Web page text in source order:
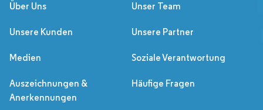
Über Uns Unser Team
Unsere Kunden Unsere Partner
Medien Soziale Verantwortung
Auszeichnungen &
Anerkennungen
Häufige Fragen